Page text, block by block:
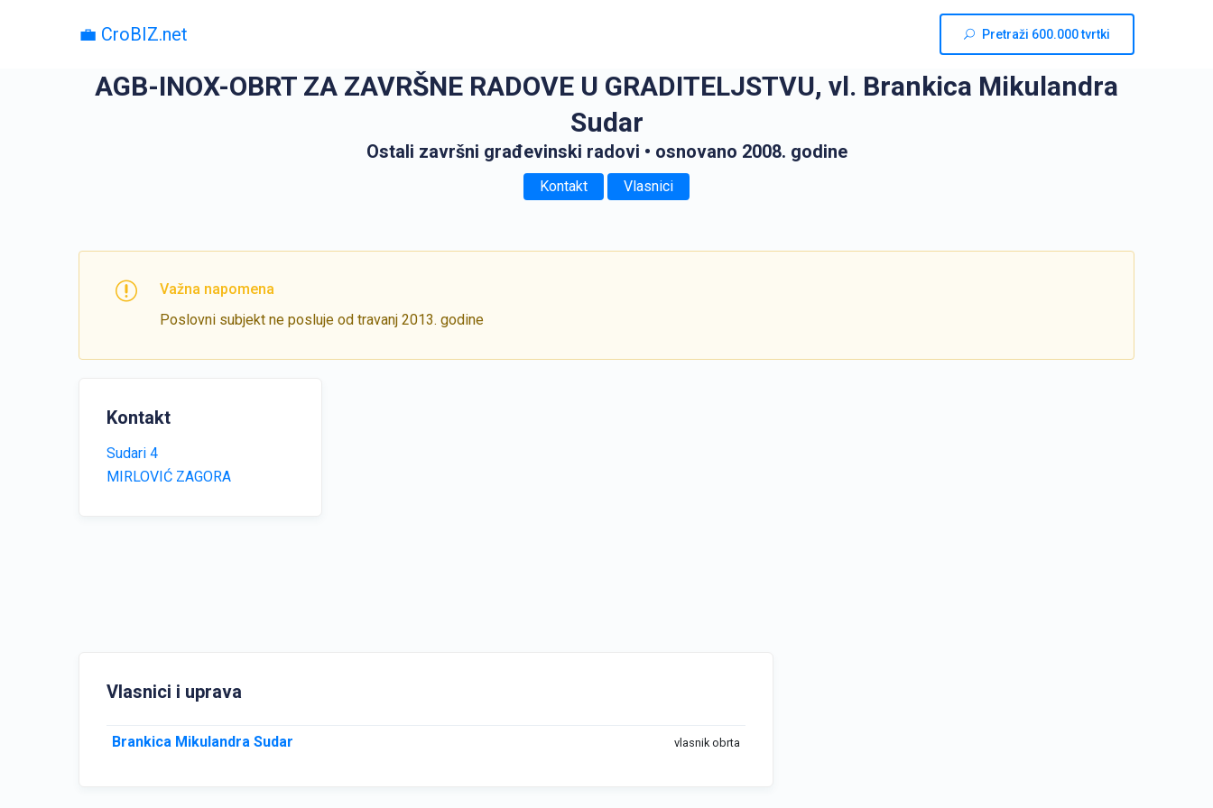
💼 CroBIZ.net Pretraži 600.000 tvrtki
AGB-INOX-OBRT ZA ZAVRŠNE RADOVE U GRADITELJSTVU, vl. Brankica Mikulandra
Sudar
Ostali završni građevinski radovi • osnovano 2008. godine
Kontakt Vlasnici
Važna napomena
Poslovni subjekt ne posluje od travanj 2013. godine
Kontakt
Sudari 4
MIRLOVIĆ ZAGORA
Vlasnici i uprava
Brankica Mikulandra Sudar vlasnik obrta